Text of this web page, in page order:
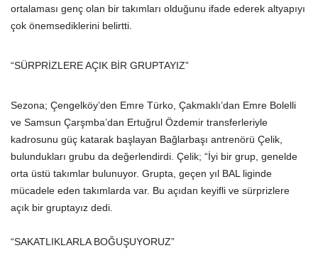
ortalaması genç olan bir takımları olduğunu ifade ederek altyapıyı
çok önemsediklerini belirtti.
“SÜRPRİZLERE AÇIK BİR GRUPTAYIZ”
Sezona; Çengelköy’den Emre Türko, Çakmaklı’dan Emre Bolelli
ve Samsun Çarşmba’dan Ertuğrul Özdemir transferleriyle
kadrosunu güç katarak başlayan Bağlarbaşı antrenörü Çelik,
bulundukları grubu da değerlendirdi. Çelik; “İyi bir grup, genelde
orta üstü takımlar bulunuyor. Grupta, geçen yıl BAL liginde
mücadele eden takımlarda var. Bu açıdan keyifli ve sürprizlere
açık bir gruptayız dedi.
“SAKATLIKLARLA BOĞUŞUYORUZ”